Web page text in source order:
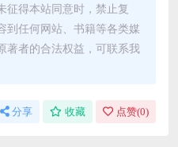
征得本站同意时，禁止复
到任何网站、书籍等各类媒
著者的合法权益，可联系我
分享 收藏 点赞(0)